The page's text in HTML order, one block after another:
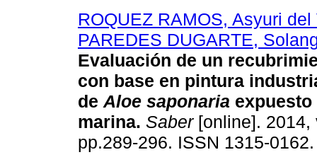
ROQUEZ RAMOS, Asyuri del
PAREDES DUGARTE,
Evaluación de un
con base en pintura
de Aloe saponaria expuesto
marina. Saber[online]. 2014,
pp.289-296. ISSN 1315-0162.